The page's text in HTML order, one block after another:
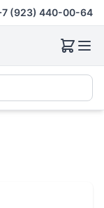
(923) 440-00-64